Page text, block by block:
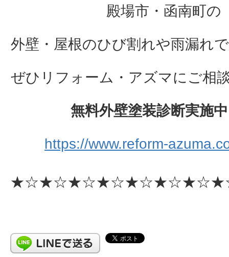
殿場市・函南町の
外壁・屋根のひび割れや雨漏れ
ぜひリフォーム・アズマにご相
無料外壁塗装診断実施
https://www.reform-